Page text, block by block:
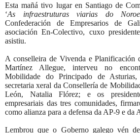
Esta mañá tivo lugar en Santiago de
‘As infraestruturas viarias do
Confederación de Empresarios de
asociación En-Colectivo, cuxo
asistiu.
A conselleira de Vivenda e Planificación
Martínez Allegue, interveu no
Mobilidade do Principado de
secretaria xeral da Consellería de
León, Natalia Flórez; e os
empresariais das tres comunidades,
como alianza para a defensa da AP-9 e da
Lembrou que o Goberno galego vén